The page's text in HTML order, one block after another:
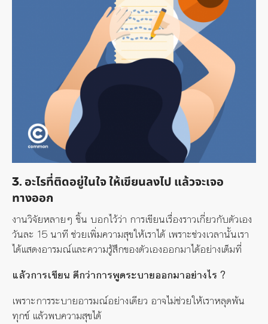
3. อะไรที่ติดอยู่ในใจ ให้เขียนลงไป แล้วจะเจอ
ทางออก
งานวิจัยหลายๆ ชิ้น บอกไว้ว่า การเขียนเรื่องราวเกี่ยวกับตัวเอง
วันละ 15 นาที ช่วยเพิ่มความสุขให้เราได้ เพราะช่วงเวลานั้นเรา
ได้แสดงอารมณ์และความรู้สึกของตัวเองออกมาได้อย่างเต็มที่
แล้วการเขียน ดีกว่าการพูดระบายออกมาอย่างไร ?
เพราะการระบายอารมณ์อย่างเดียว อาจไม่ช่วยให้เราหลุดพ้น
ทุกข์ แล้วพบความสุขได้